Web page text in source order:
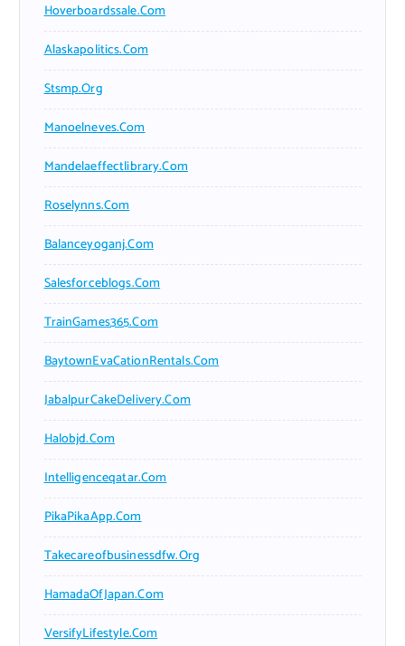
Hoverboardssale.com
Alaskapolitics.com
Stsmp.org
Manoelneves.com
Mandelaeffectlibrary.com
Roselynns.com
Balanceyoganj.com
Salesforceblogs.com
TrainGames365.com
BaytownEvaCationRentals.com
JabalpurCakeDelivery.com
Halobjd.com
Intelligenceqatar.com
PikaPikaApp.com
Takecareofbusinessdfw.org
HamadaOfJapan.com
VersifyLifestyle.com